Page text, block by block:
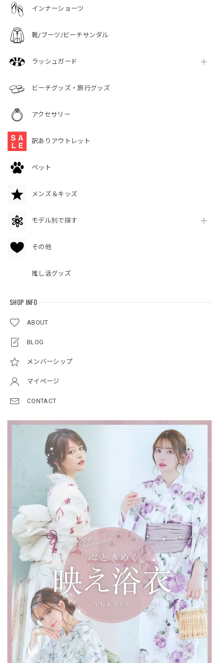
インナーショーツ
靴/ブーツ/ビーチサンダル
ラッシュガード
ビーチグッズ・旅行グッズ
アクセサリー
訳ありアウトレット
ペット
メンズ＆キッズ
モデル別で探す
その他
推し活グッズ
SHOP INFO
ABOUT
BLOG
メンバーシップ
マイページ
CONTACT